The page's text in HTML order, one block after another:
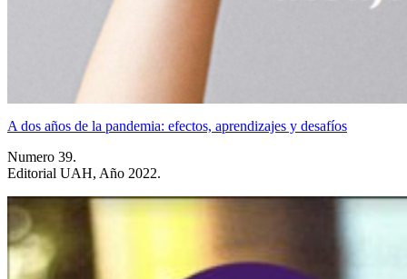
A dos años de la pandemia: efectos, aprendizajes y desafíos
Numero 39.
Editorial UAH, Año 2022.